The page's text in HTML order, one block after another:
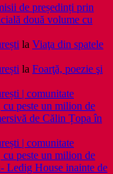
de președinți prin
două volume cu
la Viaţa din spatele
la Foarţă, poezie şi
| comunitate
peste un milion de
de Călin Țopa în
| comunitate
peste un milion de
Ledig House inainte de